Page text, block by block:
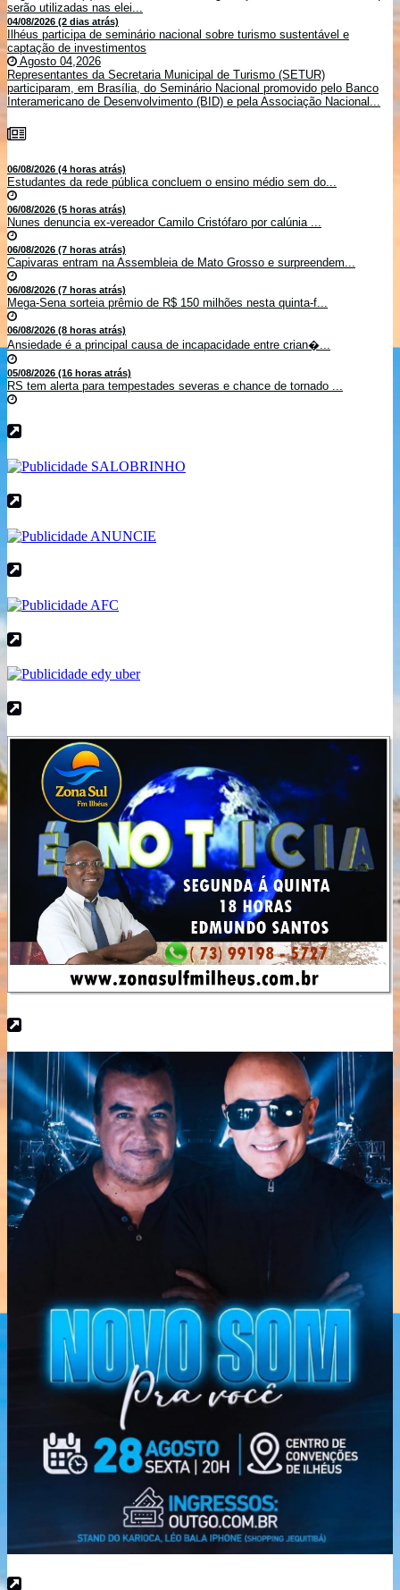
serão utilizadas nas elei...
04/08/2026 (2 dias atrás)
Ilhéus participa de seminário nacional sobre turismo sustentável e
captação de investimentos
Agosto 04,2026
Representantes da Secretaria Municipal de Turismo (SETUR)
participaram, em Brasília, do Seminário Nacional promovido pelo Banco
Interamericano de Desenvolvimento (BID) e pela Associação Nacional...
06/08/2026 (4 horas atrás)
Estudantes da rede pública concluem o ensino médio sem do...
06/08/2026 (5 horas atrás)
Nunes denuncia ex-vereador Camilo Cristófaro por calúnia ...
06/08/2026 (7 horas atrás)
Capivaras entram na Assembleia de Mato Grosso e surpreendem...
06/08/2026 (7 horas atrás)
Mega-Sena sorteia prêmio de R$ 150 milhões nesta quinta-f...
06/08/2026 (8 horas atrás)
Ansiedade é a principal causa de incapacidade entre crian�...
05/08/2026 (16 horas atrás)
RS tem alerta para tempestades severas e chance de tornado ...